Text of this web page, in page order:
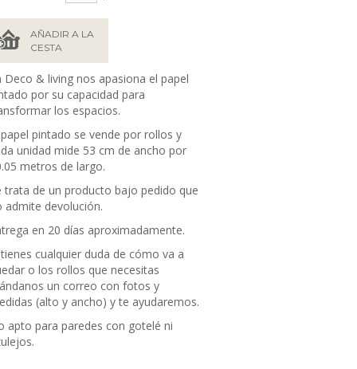
AÑADIR A LA
CESTA
Deco & living nos apasiona el papel
por su capacidad para
los espacios.
papel pintado se vende por rollos y
unidad mide 53 cm de ancho por
metros de largo.
trata de un producto bajo pedido que
admite devolución.
en 20 días aproximadamente.
tienes cualquier duda de cómo va a
o los rollos que necesitas
un correo con fotos y
(alto y ancho) y te ayudaremos.
apto para paredes con gotelé ni